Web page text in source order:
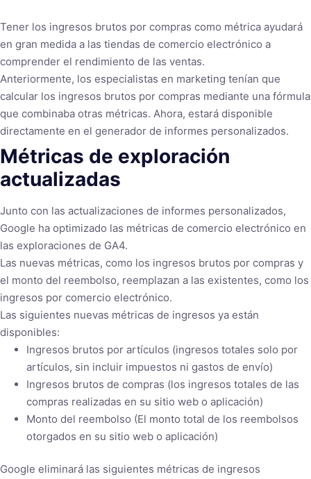
Tener los ingresos brutos por compras como métrica ayudará
en gran medida a las tiendas de comercio electrónico a
comprender el rendimiento de las ventas.
Anteriormente, los especialistas en marketing tenían que
calcular los ingresos brutos por compras mediante una fórmula
que combinaba otras métricas. Ahora, estará disponible
directamente en el generador de informes personalizados.
Métricas de exploración
actualizadas
Junto con las actualizaciones de informes personalizados,
Google ha optimizado las métricas de comercio electrónico en
las exploraciones de GA4.
Las nuevas métricas, como los ingresos brutos por compras y
el monto del reembolso, reemplazan a las existentes, como los
ingresos por comercio electrónico.
Las siguientes nuevas métricas de ingresos ya están
disponibles:
Ingresos brutos por artículos (ingresos totales solo por
artículos, sin incluir impuestos ni gastos de envío)
Ingresos brutos de compras (los ingresos totales de las
compras realizadas en su sitio web o aplicación)
Monto del reembolso (El monto total de los reembolsos
otorgados en su sitio web o aplicación)
Google eliminará las siguientes métricas de ingresos